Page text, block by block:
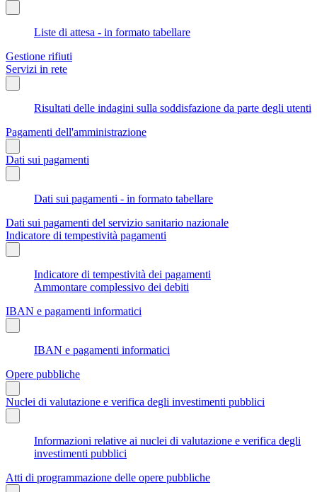
Liste di attesa - in formato tabellare
Gestione rifiuti
Servizi in rete
Risultati delle indagini sulla soddisfazione da parte degli utenti
Pagamenti dell'amministrazione
Dati sui pagamenti
Dati sui pagamenti - in formato tabellare
Dati sui pagamenti del servizio sanitario nazionale
Indicatore di tempestività pagamenti
Indicatore di tempestività dei pagamenti
Ammontare complessivo dei debiti
IBAN e pagamenti informatici
IBAN e pagamenti informatici
Opere pubbliche
Nuclei di valutazione e verifica degli investimenti pubblici
Informazioni relative ai nuclei di valutazione e verifica degli
investimenti pubblici
Atti di programmazione delle opere pubbliche